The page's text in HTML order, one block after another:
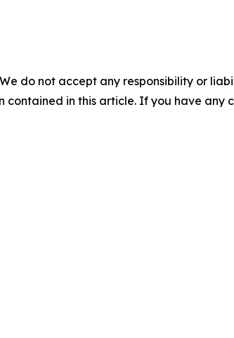
do not accept any responsibility or
in this article. If you have any